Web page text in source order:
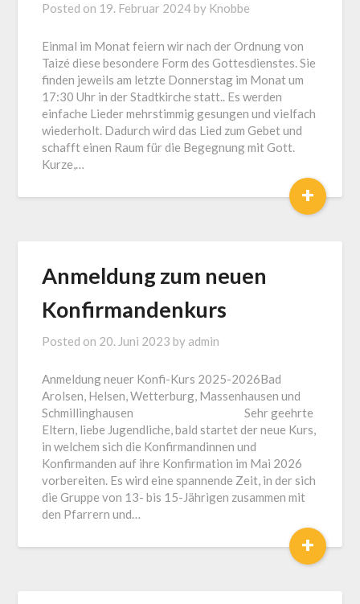
Posted on 19. Februar 2024 by Knobbe
Einmal im Monat feiern wir nach der Ordnung von
Taizé diese besondere Form des Gottesdienstes. Sie
finden jeweils am letzte Donnerstag im Monat um
17:30 Uhr in der Stadtkirche statt.. Es werden
einfache Lieder mehrstimmig gesungen und vielfach
wiederholt. Dadurch wird das Lied zum Gebet und
schafft einen Raum für die Begegnung mit Gott.
Kurze,…
+
Anmeldung zum neuen
Konfirmandenkurs
Posted on 20. Juni 2023 by admin
Anmeldung neuer Konfi-Kurs 2025-2026Bad
Arolsen, Helsen, Wetterburg, Massenhausen und
Schmillinghausen Sehr geehrte
Eltern, liebe Jugendliche, bald startet der neue Kurs,
in welchem sich die Konfirmandinnen und
Konfirmanden auf ihre Konfirmation im Mai 2026
vorbereiten. Es wird eine spannende Zeit, in der sich
die Gruppe von 13- bis 15-Jährigen zusammen mit
den Pfarrern und…
+